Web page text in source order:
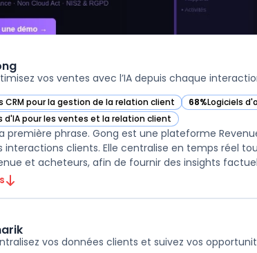
vos ventes avec l’IA depuis chaque
CRM pour la gestion de la relation client
cette catégorie 68%Logiciels
— voir Gong
d'IA pour les ventes et la relation client
cette catégorie
première phrase. Gong est une plateforme
interactions clients. Elle centralise en temps réel
vos données clients et suivez vos